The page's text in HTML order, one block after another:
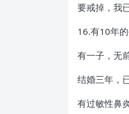
要戒掉，我
16.有10年
有一子，无
结婚三年，
有过敏性鼻炎